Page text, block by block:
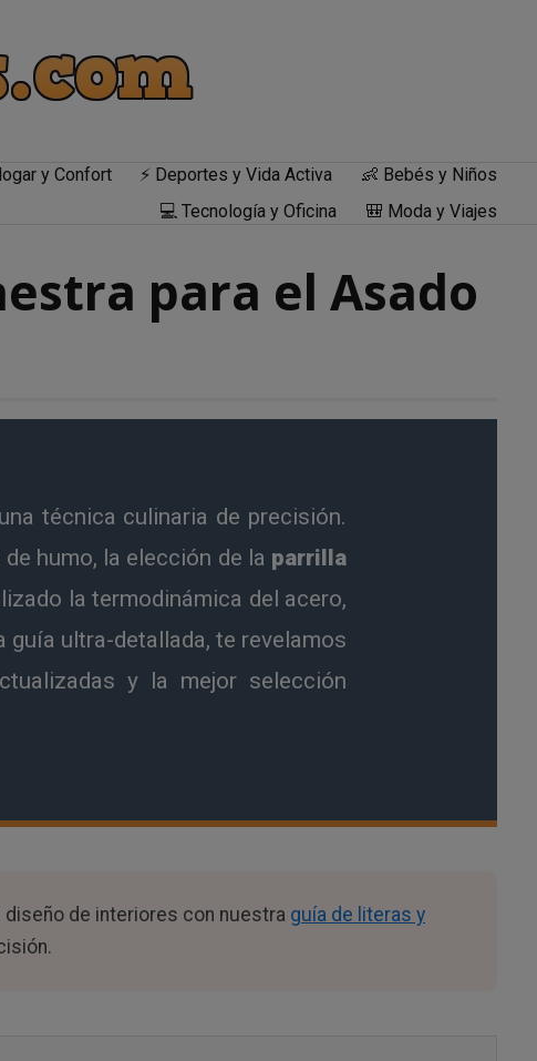
y Confort ⚡ Deportes y Vida Activa
👶 Bebés y Niños
💻 Tecnología y Oficina
🎒 Moda y Viajes
para el Asado
técnica culinaria de precisión.
humo, la elección de la parrilla
la termodinámica del acero,
guía ultra-detallada, te revelamos
y la mejor selección
diseño de interiores con nuestra guía de literas y